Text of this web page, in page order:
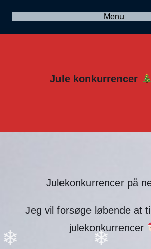
Menu
Jule konkurrencer
Julekonkurrencer på
Jeg vil forsøge løbende at
julekonkurrencer